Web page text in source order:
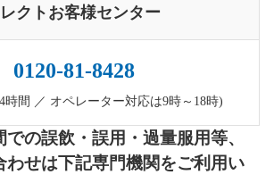
クトお客様センター
0120-81-8428
時間 ／ オペレーター対応は9時～18時)
での誤飲・誤用・過量服用等、
わせは下記専門機関をご利用い